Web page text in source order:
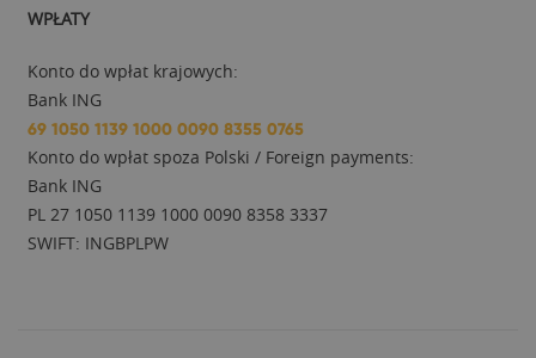
WPŁATY
Konto do wpłat krajowych:
Bank ING
69 1050 1139 1000 0090 8355 0765
Konto do wpłat spoza Polski / Foreign payments:
Bank ING
PL 27 1050 1139 1000 0090 8358 3337
SWIFT: INGBPLPW